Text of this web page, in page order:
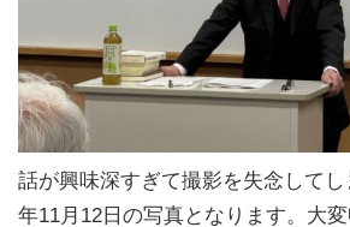
話が興味深すぎて撮影を失念して
年11月12日の写真となります。大